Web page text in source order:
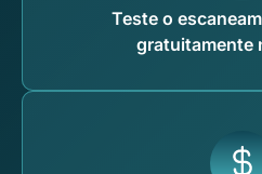
Teste o
gratuitamente